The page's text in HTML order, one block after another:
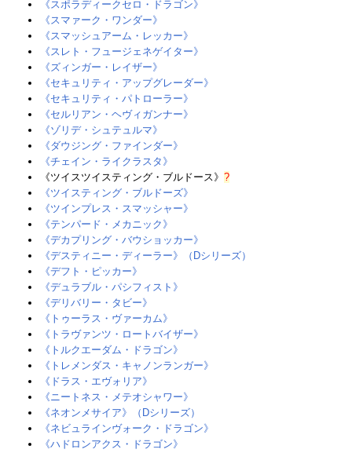
《スポラディークセロ・ドラゴン》
《スマァーク・ワンダー》
《スマッシュアーム・レッカー》
《スレト・フュージェネゲイター》‎
《ズィンガー・レイザー》
《セキュリティ・アップグレーダー》
《セキュリティ・パトローラー》
《セルリアン・ヘヴィガンナー》‎
《ゾリデ・シュテュルマ》‎
《ダウジング・ファインダー》‎
《チェイン・ライクラスタ》
《ツイスツイスティング・ブルドース》 ?
《ツイスティング・ブルドーズ》
《ツインプレス・スマッシャー》
《テンパード・メカニック》
《デカプリング・バウショッカー》
《デスティニー・ディーラー》（Dシリーズ）
《デフト・ピッカー》
《デュラブル・パシフィスト》
《デリバリー・タビー》
《トゥーラス・ヴァーカム》‎
《トラヴァンツ・ロートバイザー》
《トルクエーダム・ドラゴン》
《トレメンダス・キャノンランガー》
《ドラス・エヴォリア》
《ニートネス・メテオシャワー》‎
《ネオンメサイア》（Dシ‎リーズ）
《ネビュラインヴォーク・ドラゴン》
《ハドロンアクス・ドラゴン》‎